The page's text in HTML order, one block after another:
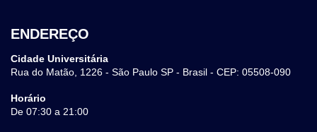
ENDEREÇO
Cidade Universitária
Rua do Matão, 1226 - São Paulo SP - Brasil - CEP: 05508-090
Horário
De 07:30 a 21:00